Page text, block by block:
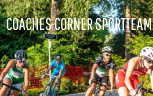
COACHES CORNER SPORTTEAM